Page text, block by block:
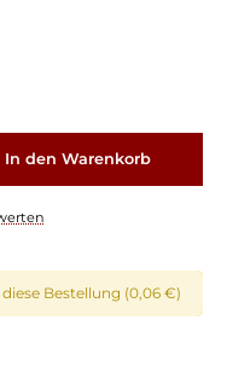
In den Warenkorb
Bestellung (0,06 €)